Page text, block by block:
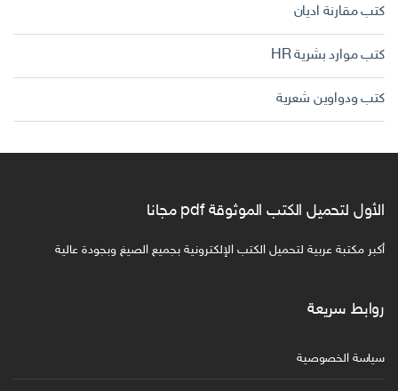
كتب مقارنة اديان
كتب موارد بشرية HR
كتب ودواوين شعرية
الأول لتحميل الكتب الموثوقة pdf مجانا
أكبر مكتبة عربية لتحميل الكتب الإلكترونية بجميع الصيغ وبجودة عالية
روابط سريعة
سياسة الخصوصية